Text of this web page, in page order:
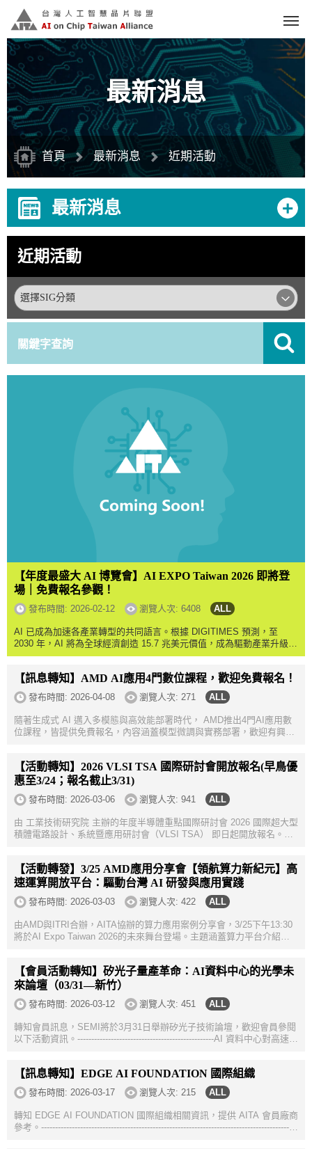
最新消息
首頁 最新消息 近期活動
最新消息 +
近期活動
【年度最盛大 AI 博覽會】AI EXPO Taiwan 2026 即將登
場｜免費報名參觀！
發布時間: 2026-02-12 瀏覽人次: 6408
AI 已成為加速各產業轉型的共同語言。根據 DIGITIMES 預測，至
2030 年，AI 將為全球經濟創造 15.7 兆美元價值，成為驅動產業升級的
核心引擎。AI EXPO Taiwan 2026由DIGITIMES主辦，以「AI．X 跨域
【訊息轉知】AMD AI應用4門數位課程，歡迎免費報名！
發布時間: 2026-04-08 瀏覽人次: 271
隨著生成式 AI 邁入多模態與高效能部署時代， AMD推出4門AI應用數
位課程，皆提供免費報名，內容涵蓋模型微調與實務部署，歡迎有興趣
【活動轉知】2026 VLSI TSA 國際研討會開放報名(早鳥優
惠至3/24；報名截止3/31)
發布時間: 2026-03-06 瀏覽人次: 941
由 工業技術研究院 主辦的年度半導體重點國際研討會 2026 國際超大型
積體電路設計、系統暨應用研討會（VLSI TSA） 即日起開放報名。本
【活動轉發】3/25 AMD應用分享會【領航算力新紀元】高
速運算開放平台：驅動台灣 AI 研發與應用實踐
發布時間: 2026-03-03 瀏覽人次: 422
由AMD與ITRI合辦，AITA協辦的算力應用案例分享會，3/25下午13:30
將於AI Expo Taiwan 2026的未來舞台登場。主題涵蓋算力平台介紹，
【會員活動轉知】矽光子量產革命：AI資料中心的光學未
來論壇（03/31—新竹）
發布時間: 2026-03-12 瀏覽人次: 451
轉知會員訊息，SEMI將於3月31日舉辦矽光子技術論壇，歡迎會員參閱
以下活動資訊。-------------------------------------------------AI 資料中心對高速光
【訊息轉知】EDGE AI FOUNDATION 國際組織
發布時間: 2026-03-17 瀏覽人次: 215
轉知 EDGE AI FOUNDATION 國際組織相關資訊，提供 AITA 會員廠商
參考。--------------------------------------------------------------------------------------------